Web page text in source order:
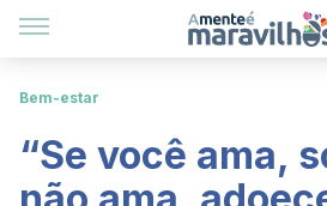
Bem-estar
“Se você ama,